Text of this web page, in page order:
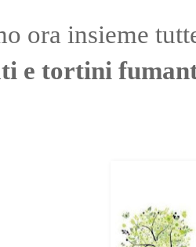
ora insieme
e tortini